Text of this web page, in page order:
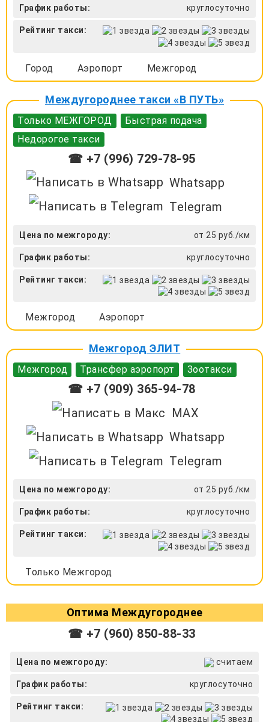
График работы: круглосуточно
Рейтинг такси:
Город Аэропорт Межгород
Междугороднее такси «В ПУТЬ»
Только МЕЖГОРОД
Быстрая подача
Недорогое такси
☎ +7 (996) 729-78-95
Whatsapp
Telegram
Цена по межгороду: от 25 руб./км
График работы: круглосуточно
Рейтинг такси:
Межгород Аэропорт
Межгород ЭЛИТ
Межгород Трансфер аэропорт Зоотакси
☎ +7 (909) 365-94-78
MAX
Whatsapp
Telegram
Цена по межгороду: от 25 руб./км
График работы: круглосуточно
Рейтинг такси:
Только Межгород
Оптима Междугороднее
☎ +7 (960) 850-88-33
Цена по межгороду: считаем
График работы: круглосуточно
Рейтинг такси: